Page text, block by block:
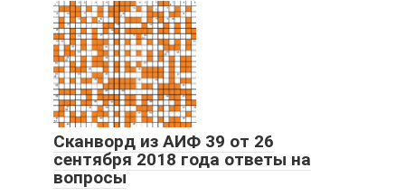
Сканворд из АИФ 39 от 26
сентября 2018 года ответы на
вопросы